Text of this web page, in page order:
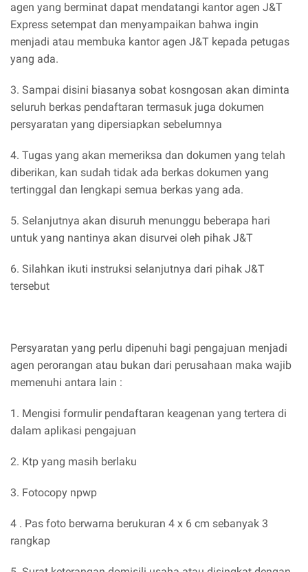
agen yang berminat dapat mendatangi kantor agen J&T
Express setempat dan menyampaikan bahwa ingin
menjadi atau membuka kantor agen J&T kepada petugas
yang ada.
3. Sampai disini biasanya sobat kosngosan akan diminta
seluruh berkas pendaftaran termasuk juga dokumen
persyaratan yang dipersiapkan sebelumnya
4. Tugas yang akan memeriksa dan dokumen yang telah
diberikan, kan sudah tidak ada berkas dokumen yang
tertinggal dan lengkapi semua berkas yang ada.
5. Selanjutnya akan disuruh menunggu beberapa hari
untuk yang nantinya akan disurvei oleh pihak J&T
6. Silahkan ikuti instruksi selanjutnya dari pihak J&T
tersebut
Persyaratan yang perlu dipenuhi bagi pengajuan menjadi
agen perorangan atau bukan dari perusahaan maka wajib
memenuhi antara lain :
1. Mengisi formulir pendaftaran keagenan yang tertera di
dalam aplikasi pengajuan
2. Ktp yang masih berlaku
3. Fotocopy npwp
4 . Pas foto berwarna berukuran 4 x 6 cm sebanyak 3
rangkap